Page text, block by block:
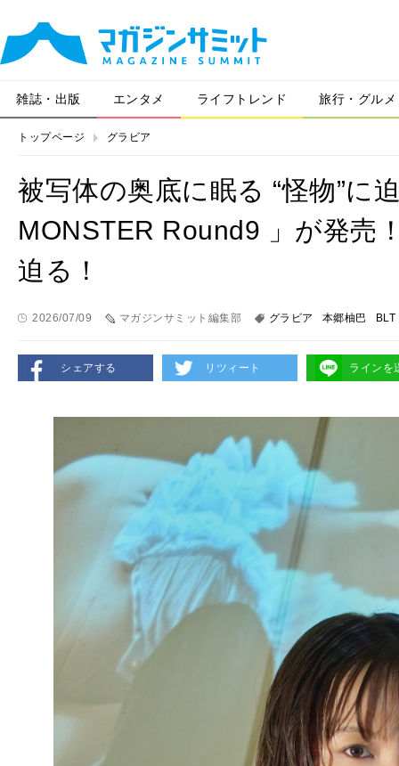
雑誌・出版 エンタメ ライフトレンド 旅行・グルメ
トップページ グラビア
被写体の奥底に眠る “怪物”に
MONSTER Round9 」が発売
迫る！
2026/07/09 マガジンサミット編集部 グラビア 本郷柚巴
シェアする リツィート ラインを